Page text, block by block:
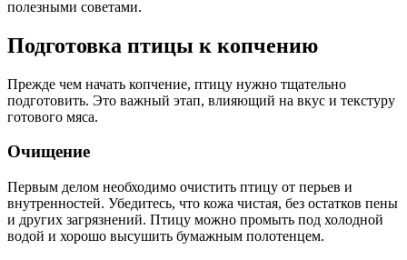
полезными советами.
Подготовка птицы к копчению
Прежде чем начать копчение, птицу нужно тщательно
подготовить. Это важный этап, влияющий на вкус и текстуру
готового мяса.
Очищение
Первым делом необходимо очистить птицу от перьев и
внутренностей. Убедитесь, что кожа чистая, без остатков пены
и других загрязнений. Птицу можно промыть под холодной
водой и хорошо высушить бумажным полотенцем.